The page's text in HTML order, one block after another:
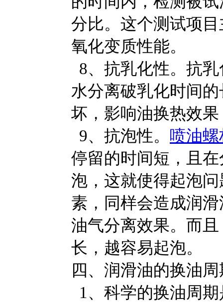
分比。这个测试项
氧化变质性能。
8、抗乳化性。抗
水分离破乳化时间
坏，影响油换热效
9、抗泡性。 喷油
停留的时间短，且
泡，这就使得起泡
素，同样会造成润
油气分离效果。而
长，越容易起泡。
四、润滑油的换油周
1、科学的换油周